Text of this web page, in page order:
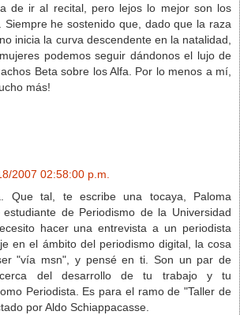
de ir al recital, pero lejos lo mejor son los
Siempre he sostenido que, dado que la raza
inicia la curva descendente en la natalidad,
podemos seguir dándonos el lujo de
Beta sobre los Alfa. Por lo menos a mí,
más!
2007 02:58:00 p.m.
Que tal, te escribe una tocaya, Paloma
de Periodismo de la Universidad
hacer una entrevista a un periodista
en el ámbito del periodismo digital, la cosa
"vía msn", y pensé en ti. Son un par de
del desarrollo de tu trabajo y tu
Periodista. Es para el ramo de "Taller de
por Aldo Schiappacasse.